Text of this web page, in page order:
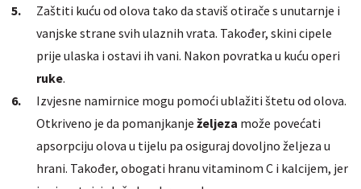
Zaštiti kuću od olova tako da staviš otirače s unutarnje i
vanjske strane svih ulaznih vrata. Također, skini cipele
prije ulaska i ostavi ih vani. Nakon povratka u kuću operi
ruke.
Izvjesne namirnice mogu pomoći ublažiti štetu od olova.
Otkriveno je da pomanjkanje željeza može povećati
apsorpciju olova u tijelu pa osiguraj dovoljno željeza u
hrani. Također, obogati hranu vitaminom C i kalcijem, jer